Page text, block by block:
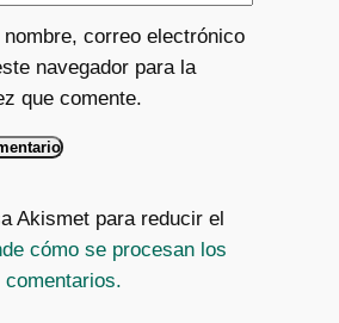
correo electrónico
navegador para la
que comente.
Akismet para reducir el
cómo se procesan los